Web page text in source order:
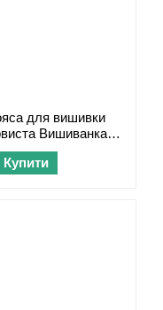
для вишивки
Вишиванка
ПС129пБнннн
Купити